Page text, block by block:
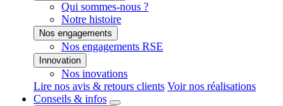
Qui sommes-nous ?
Notre histoire
Nos engagements
Nos engagements RSE
Innovation
Nos inovations
Lire nos avis & retours clients Voir nos réalisations
Conseils & infos